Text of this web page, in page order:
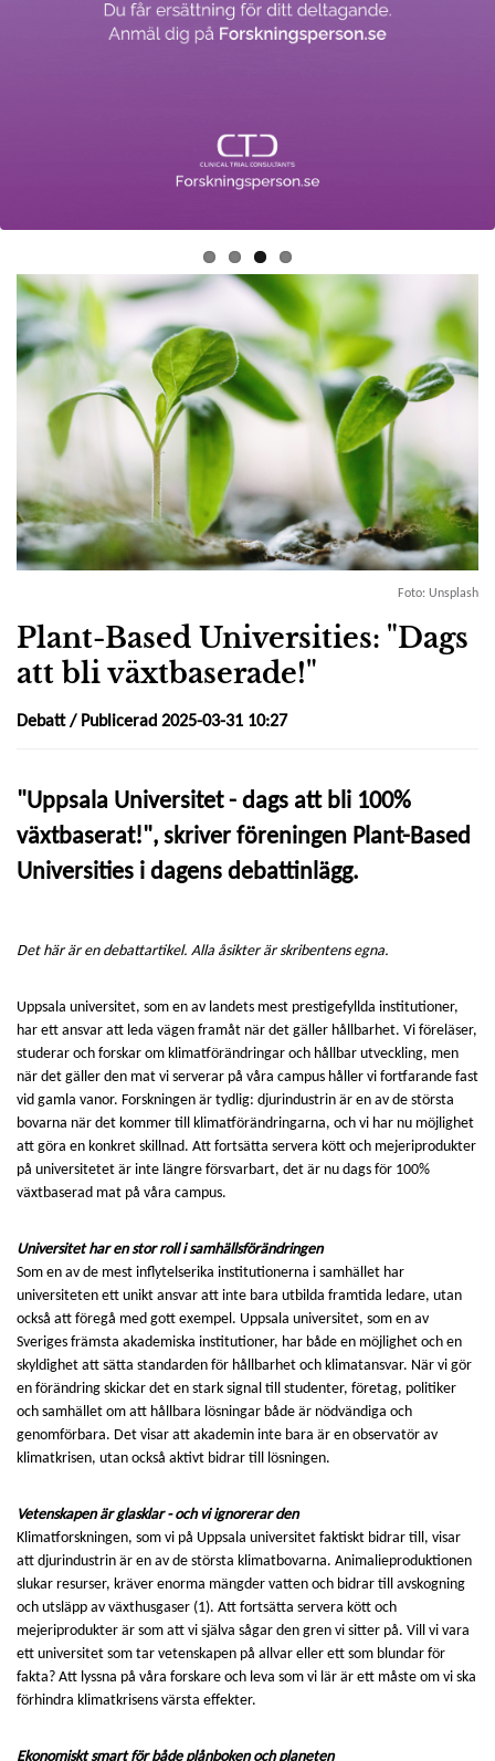
Foto: Unsplash
Plant-Based Universities: "Dags
att bli växtbaserade!"
Debatt/ Publicerad 2025-03-31 10:27
"Uppsala Universitet - dags att bli 100%
växtbaserat!", skriver föreningen Plant-Based
Universities i dagens debattinlägg.
Det här är en debattartikel. Alla åsikter är skribentens egna.
Uppsala universitet, som en av landets mest prestigefyllda institutioner,
har ett ansvar att leda vägen framåt när det gäller hållbarhet. Vi föreläser,
studerar och forskar om klimatförändringar och hållbar utveckling, men
när det gäller den mat vi serverar på våra campus håller vi fortfarande fast
vid gamla vanor. Forskningen är tydlig: djurindustrin är en av de största
bovarna när det kommer till klimatförändringarna, och vi har nu möjlighet
att göra en konkret skillnad. Att fortsätta servera kött och mejeriprodukter
på universitetet är inte längre försvarbart, det är nu dags för 100%
växtbaserad mat på våra campus.
Universitet har en stor roll i samhällsförändringen
Som en av de mest inflytelserika institutionerna i samhället har
universiteten ett unikt ansvar att inte bara utbilda framtida ledare, utan
också att föregå med gott exempel. Uppsala universitet, som en av
Sveriges främsta akademiska institutioner, har både en möjlighet och en
skyldighet att sätta standarden för hållbarhet och klimatansvar. När vi gör
en förändring skickar det en stark signal till studenter, företag, politiker
och samhället om att hållbara lösningar både är nödvändiga och
genomförbara. Det visar att akademin inte bara är en observatör av
klimatkrisen, utan också aktivt bidrar till lösningen.
Vetenskapen är glasklar - och vi ignorerar den
Klimatforskningen, som vi på Uppsala universitet faktiskt bidrar till, visar
att djurindustrin är en av de största klimatbovarna. Animalieproduktionen
slukar resurser, kräver enorma mängder vatten och bidrar till avskogning
och utsläpp av växthusgaser (1). Att fortsätta servera kött och
mejeriprodukter är som att vi själva sågar den gren vi sitter på. Vill vi vara
ett universitet som tar vetenskapen på allvar eller ett som blundar för
fakta? Att lyssna på våra forskare och leva som vi lär är ett måste om vi ska
förhindra klimatkrisens värsta effekter.
Ekonomiskt smart för både plånboken och planeten